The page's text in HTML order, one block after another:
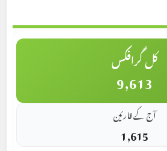
کل گرافکس
9,613
آج کے قارئین
1,615